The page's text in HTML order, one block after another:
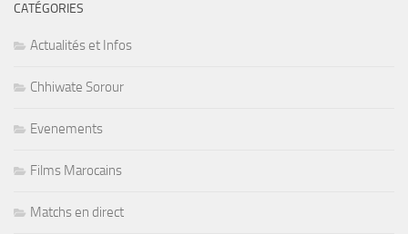
CATÉGORIES
Actualités et Infos
Chhiwate Sorour
Evenements
Films Marocains
Matchs en direct